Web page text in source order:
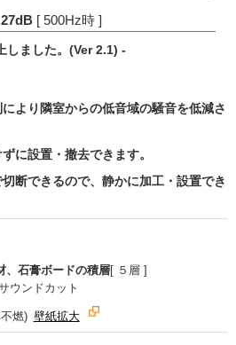
[ 500Hz時 ]
しました。(Ver 2.1) -
により隣室からの低音域の騒音を低減さ
に設置・撤去できます。
切断できるので、静かに加工・設置でき
、石膏ボードの積層[ ５層 ]
ウンドカット
燃) 壁紙拡大